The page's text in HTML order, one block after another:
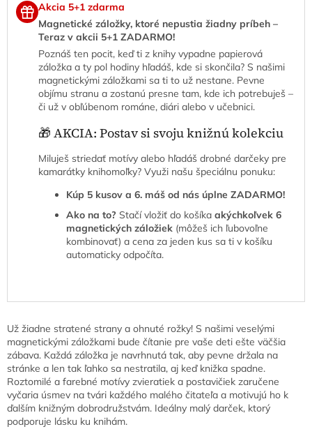
Akcia 5+1 zdarma
Magnetické záložky, ktoré nepustia žiadny príbeh –
Teraz v akcii 5+1 ZADARMO!
Poznáš ten pocit, keď ti z knihy vypadne papierová
záložka a ty pol hodiny hľadáš, kde si skončila? S našimi
magnetickými záložkami sa ti to už nestane. Pevne
objímu stranu a zostanú presne tam, kde ich potrebuješ –
či už v obľúbenom románe, diári alebo v učebnici.
🎁 AKCIA: Postav si svoju knižnú kolekciu
Miluješ striedať motívy alebo hľadáš drobné darčeky pre
kamarátky knihomoľky? Využi našu špeciálnu ponuku:
Kúp 5 kusov a 6. máš od nás úplne ZADARMO!
Ako na to? Stačí vložiť do košíka akýchkoľvek 6
magnetických záložiek (môžeš ich ľubovoľne
kombinovať) a cena za jeden kus sa ti v košíku
automaticky odpočíta.
Už žiadne stratené strany a ohnuté rožky! S našimi veselými
magnetickými záložkami bude čítanie pre vaše deti ešte väčšia
zábava. Každá záložka je navrhnutá tak, aby pevne držala na
stránke a len tak ľahko sa nestratila, aj keď knižka spadne.
Roztomilé a farebné motívy zvieratiek a postavičiek zaručene
vyčaria úsmev na tvári každého malého čitateľa a motivujú ho k
ďalším knižným dobrodružstvám. Ideálny malý darček, ktorý
podporuje lásku ku knihám.